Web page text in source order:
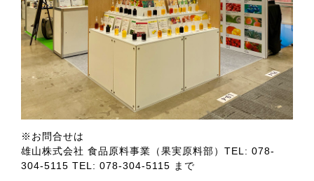
※お問合せは
雄山株式会社 食品原料事業（果実原料部）TEL: 078-
304-5115 TEL: 078-304-5115 まで